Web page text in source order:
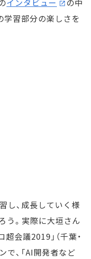
インタビュー
の中
学習部分の楽しさを
し、成長していく様
う。実際に大垣さん
会議2019」（千葉・
で、「AI開発者など